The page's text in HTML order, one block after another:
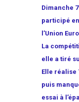
Dimanche
participé
l’Union
La
elle a tiré
Elle réalise
puis
essai à